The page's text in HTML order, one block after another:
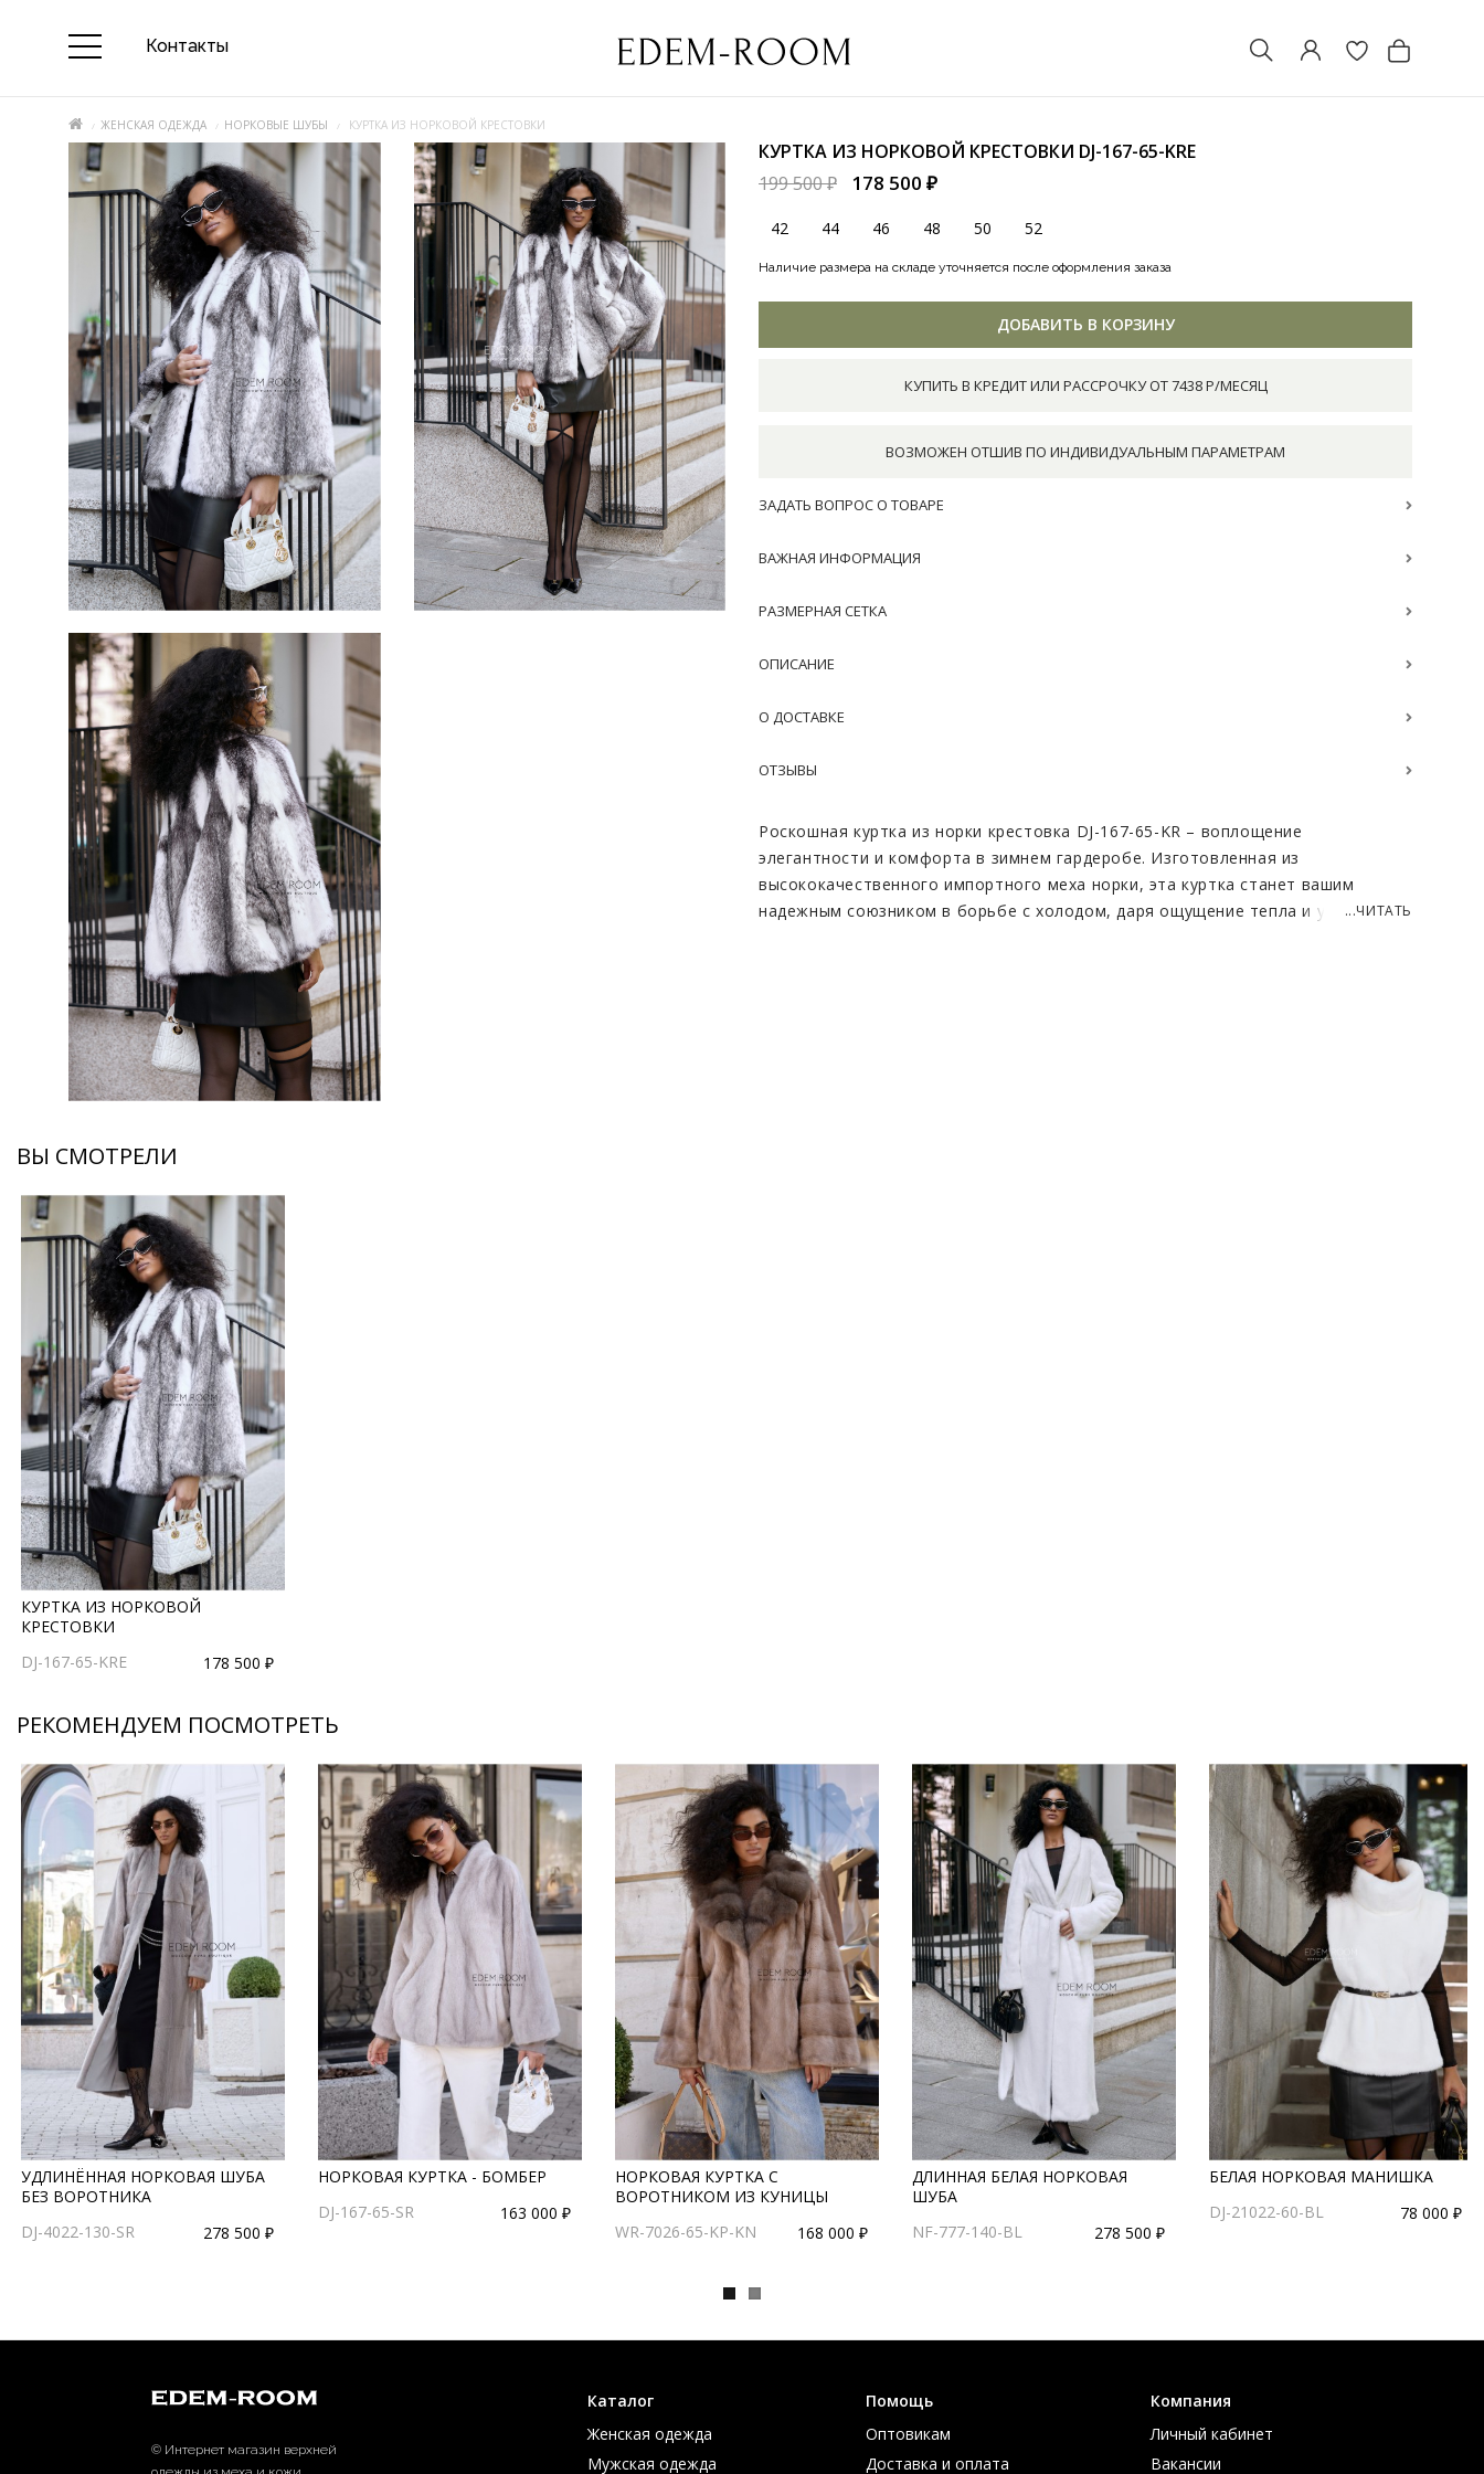
Контакты
ЖЕНСКАЯ ОДЕЖДА НОРКОВЫЕ ШУБЫ КУРТКА ИЗ НОРКОВОЙ КРЕСТОВКИ
КУРТКА ИЗ НОРКОВОЙ КРЕСТОВКИ DJ-167-65-KRE
199 500 ₽
178 500 ₽
42 44 46 48 50 52
Наличие размера на складе уточняется после оформления заказа
ДОБАВИТЬ В КОРЗИНУ
КУПИТЬ В КРЕДИТ ИЛИ РАССРОЧКУ ОТ 7438 Р/МЕСЯЦ
ВОЗМОЖЕН ОТШИВ ПО ИНДИВИДУАЛЬНЫМ ПАРАМЕТРАМ
ЗАДАТЬ ВОПРОС О ТОВАРЕ
ВАЖНАЯ ИНФОРМАЦИЯ
РАЗМЕРНАЯ СЕТКА
ОПИСАНИЕ
О ДОСТАВКЕ
ОТЗЫВЫ
Роскошная куртка из норки крестовка DJ-167-65-KR – воплощение
элегантности и комфорта в зимнем гардеробе. Изготовленная из
высококачественного импортного меха норки, эта куртка станет вашим
надежным союзником в борьбе с холодом, даря ощущение тепла и уюта даже
...ЧИТАТЬ
ВЫ СМОТРЕЛИ
КУРТКА ИЗ НОРКОВОЙ
КРЕСТОВКИ
DJ-167-65-KRE
178 500 ₽
РЕКОМЕНДУЕМ ПОСМОТРЕТЬ
УДЛИНЁННАЯ НОРКОВАЯ ШУБА
БЕЗ ВОРОТНИКА
DJ-4022-130-SR
278 500 ₽
НОРКОВАЯ КУРТКА - БОМБЕР
DJ-167-65-SR
163 000 ₽
НОРКОВАЯ КУРТКА С
ВОРОТНИКОМ ИЗ КУНИЦЫ
WR-7026-65-KP-KN
168 000 ₽
ДЛИННАЯ БЕЛАЯ НОРКОВАЯ
ШУБА
NF-777-140-BL
278 500 ₽
БЕЛАЯ НОРКОВАЯ МАНИШКА
DJ-21022-60-BL
78 000 ₽
© Интернет магазин верхней
Каталог
Женская одежда
Мужская одежда
Помощь
Оптовикам
Доставка и оплата
Компания
Личный кабинет
Вакансии